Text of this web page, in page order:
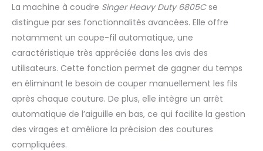
point. 2 types de polices :
conception individuelle de
projets avec lettrage
personnel et
monogrammes. 9
boutonnières en une étape
pour coudre des
boutonnières parfaites. Ils
peuvent être répétés aussi
souvent que nécessaire.
Rapide et facile à enfiler :
La machine à coudre Singer Heavy Duty 6805Cse
distingue par ses fonctionnalités avancées. Elle offre
notamment un coupe-fil automatique, une
caractéristique très appréciée dans les avis des
utilisateurs. Cette fonction permet de gagner du temps
en éliminant le besoin de couper manuellement les fils
après chaque couture. De plus, elle intègre un arrêt
automatique de l’aiguille en bas, ce qui facilite la gestion
des virages et améliore la précision des coutures
compliquées.